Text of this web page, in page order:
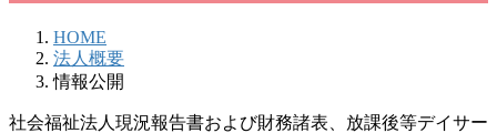
HOME
法人概要
情報公開
社会福祉法人現況報告書および財務諸表、放課後等デイサー